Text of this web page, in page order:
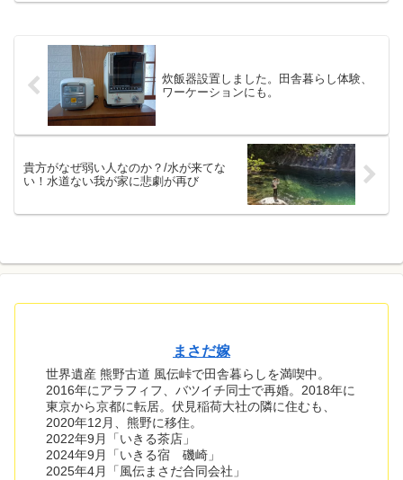
炊飯器設置しました。田舎暮らし体験、
ワーケーションにも。
貴方がなぜ弱い人なのか？/水が来てな
い！水道ない我が家に悲劇が再び
まさだ嫁
世界遺産 熊野古道 風伝峠で田舎暮らしを満喫中。
2016年にアラフィフ、バツイチ同士で再婚。2018年に
東京から京都に転居。伏見稲荷大社の隣に住むも、
2020年12月、熊野に移住。
2022年9月「いきる茶店」
2024年9月「いきる宿 磯崎」
2025年4月「風伝まさだ合同会社」